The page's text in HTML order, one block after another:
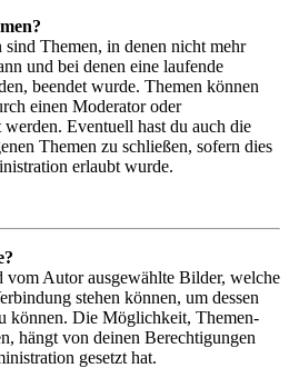
sind Themen, in denen nicht mehr
und bei denen eine laufende
beendet wurde. Themen können
einen Moderator oder
Eventuell hast du auch die
Themen zu schließen, sofern dies
erlaubt wurde.
vom Autor ausgewählte Bilder, welche
stehen können, um dessen
können. Die Möglichkeit, Themen-
hängt von deinen Berechtigungen
gesetzt hat.